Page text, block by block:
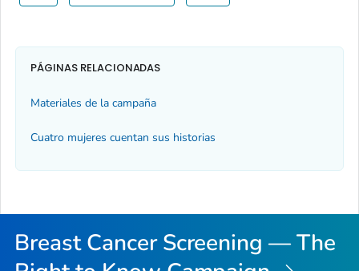
PÁGINAS RELACIONADAS
Materiales de la campaña
Cuatro mujeres cuentan sus historias
Breast Cancer Screening — The